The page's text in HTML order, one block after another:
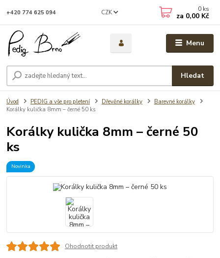
Menu
CZK
Hledat
+420 774 625 094 0 ks
za 0,00 Kč
Úvod PEDIG a vše pro pletení Dřevěné korálky
Barevné korálky
Korálky kulička 8mm – černé 50 ks
Korálky kulička 8mm – černé 50
ks
Novinka
Ohodnotit produkt